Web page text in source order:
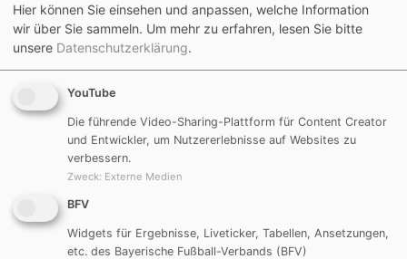
D-Jugend um 17:30 Uhr
(SG) TSV Mörsdorf II - TSV Berching II 0:8
A-Jugend um 18:30 Uhr
JFG Region Sulztal - (SG) DJK Göggelsbuch I 2:2
Samstag, 13. 04. 2019
Hier können Sie einsehen und anpassen, welche Information
wir über Sie sammeln. Um mehr zu erfahren, lesen Sie bitte
unsere Datenschutzerklärung.
YouTube
Die führende Video-Sharing-Plattform für Content Creator
und Entwickler, um Nutzererlebnisse auf Websites zu
verbessern.
Zweck: Externe Medien
BFV
Widgets für Ergebnisse, Liveticker, Tabellen, Ansetzungen,
etc. des Bayerische Fußball-Verbands (BFV)